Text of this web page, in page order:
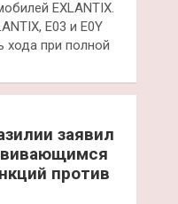
EXLANTIX.
E03 и E0Y
хода при полной
заявил
против